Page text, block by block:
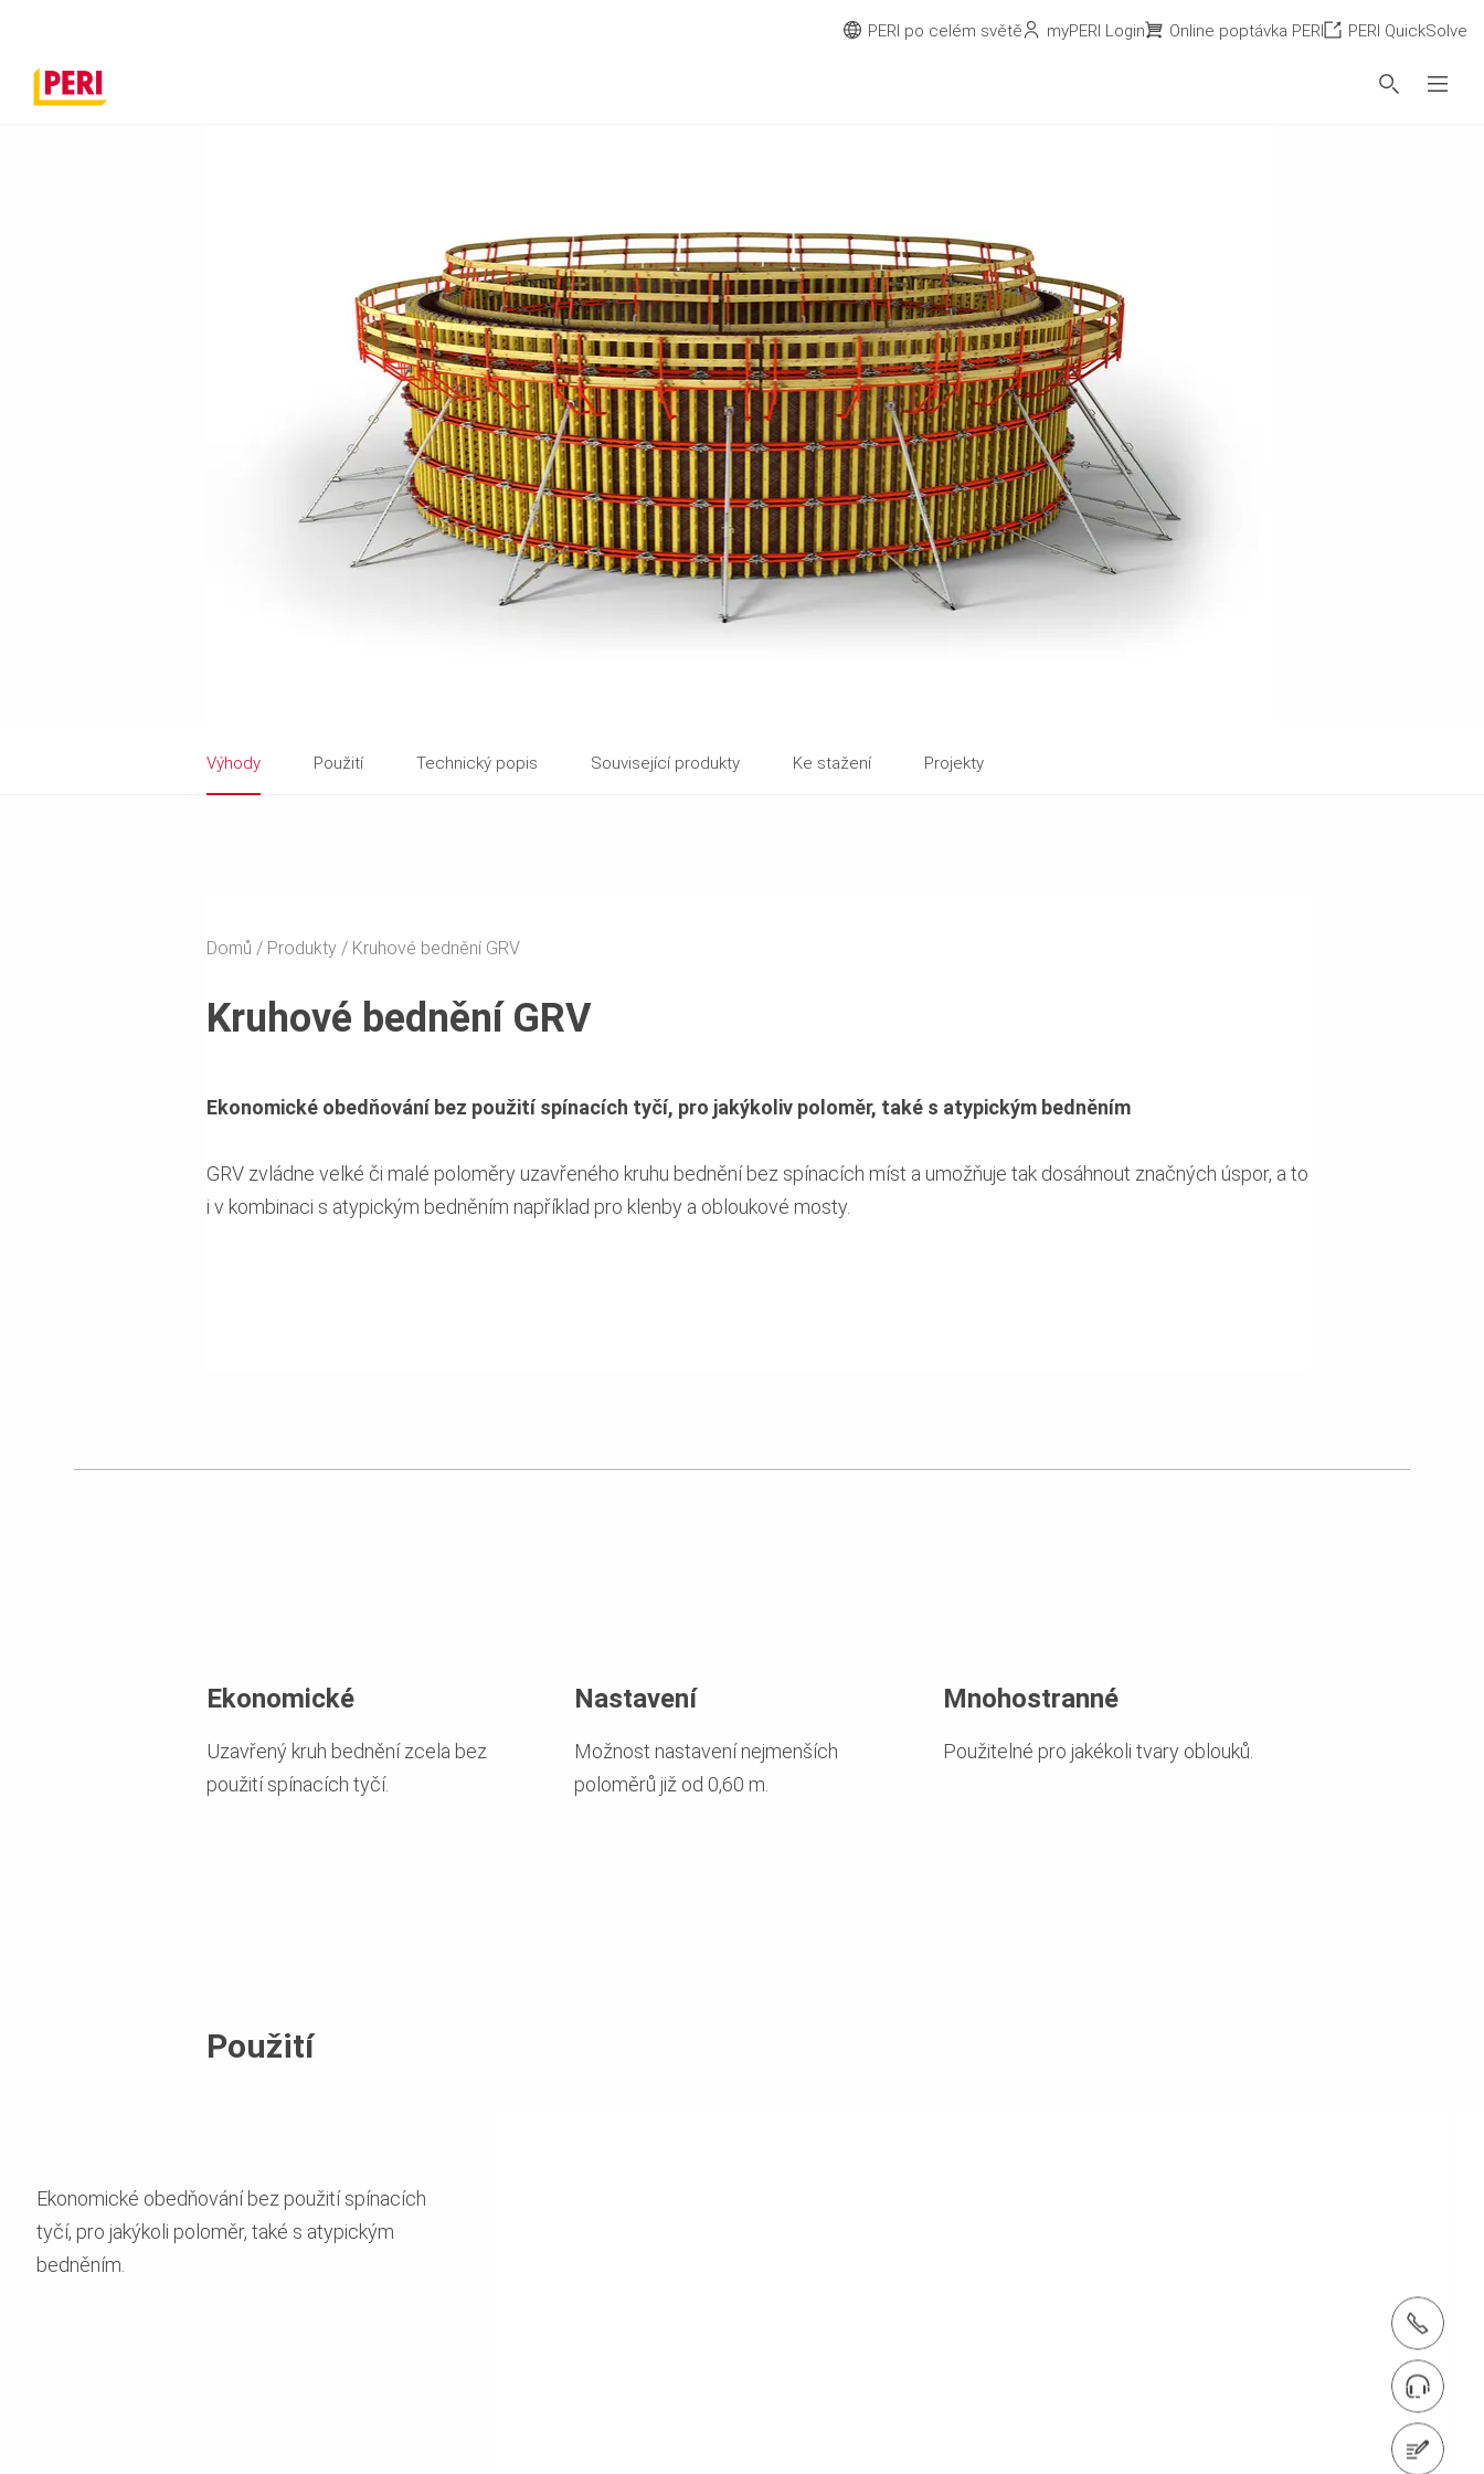
Výhody Použití Technický popis Související produkty Ke stažení Projekty
Domů Produkty Kruhové bednění GRV
Kruhové bednění GRV
Ekonomické obedňování bez použití spínacích tyčí, pro jakýkoliv poloměr, také s atypickým bedněním
GRV zvládne velké či malé poloměry uzavřeného kruhu bednění bez spínacích míst a umožňuje tak dosáhnout značných úspor, a to
i v kombinaci s atypickým bedněním například pro klenby a obloukové mosty.
Ekonomické
Uzavřený kruh bednění zcela bez
použití spínacích tyčí.
Nastavení
Možnost nastavení nejmenších
poloměrů již od 0,60 m.
Mnohostranné
Použitelné pro jakékoli tvary oblouků.
Použití
Ekonomické obedňování bez použití spínacích
tyčí, pro jakýkoli poloměr, také s atypickým
bedněním.
PERI po celém světě myPERI Login Online poptávka PERI PERI QuickSolve